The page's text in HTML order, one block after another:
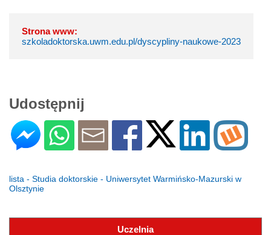
Strona www:
szkoladoktorska.uwm.edu.pl/dyscypliny-naukowe-2023
Udostępnij
lista - Studia doktorskie - Uniwersytet Warmińsko-Mazurski w
Olsztynie
Uczelnia